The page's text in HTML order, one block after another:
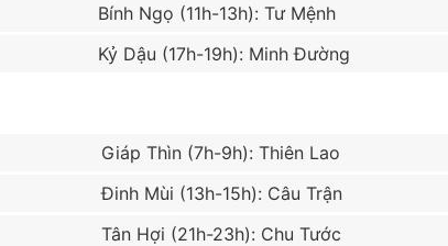
Bính Ngọ (11h-13h): Tư Mệnh
Kỷ Dậu (17h-19h): Minh Đường
Giáp Thìn (7h-9h): Thiên Lao
Đinh Mùi (13h-15h): Câu Trận
Tân Hợi (21h-23h): Chu Tước